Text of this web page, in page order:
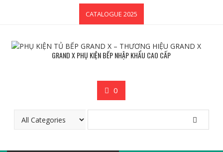
CATALOGUE 2025
GRAND X PHỤ KIỆN BẾP NHẬP KHẨU CAO CẤP
0